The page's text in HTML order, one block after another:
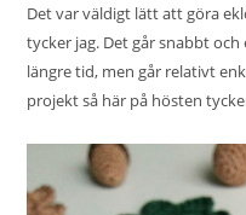
Det var väldigt lätt att göra
tycker jag. Det går snabbt
längre tid, men går relativt
projekt så här på hösten